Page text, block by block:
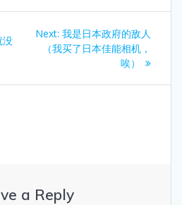
没
Next: Next
post:
我是日本政府的敌人
（我买了日本佳能相机，
唉）
a Reply